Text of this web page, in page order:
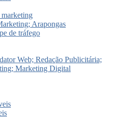
Arapongas
de tráfego
Web; Redação Publicitária;
Marketing Digital